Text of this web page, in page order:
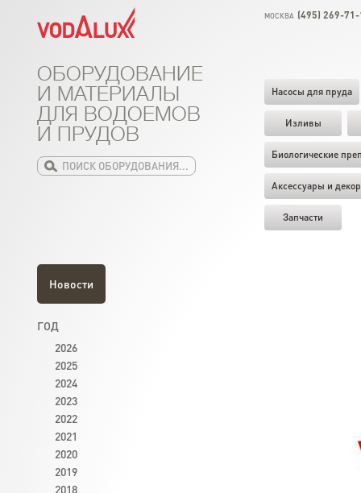
МОСКВА (495) 269-
Насосы для пруда
Изливы
Биологические
Аксессуары и декор
Запчасти
ОБОРУДОВАНИЕ
И МАТЕРИАЛЫ
ДЛЯ ВОДОЕМОВ
И ПРУДОВ
Новости
ГОД
2026
2025
2024
2023
2022
2021
2020
2019
2018